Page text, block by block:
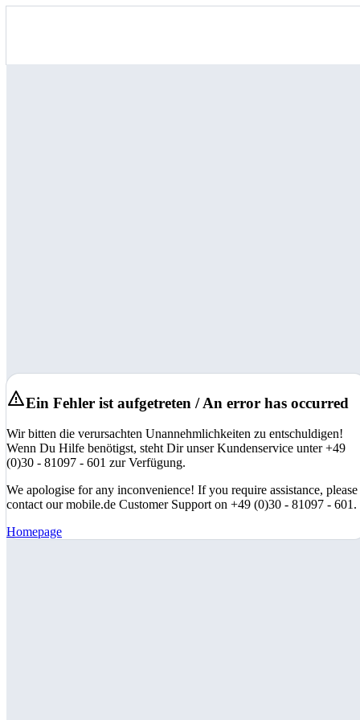
Ein Fehler ist aufgetreten / An error has occurred
Wir bitten die verursachten Unannehmlichkeiten zu entschuldigen!
Wenn Du Hilfe benötigst, steht Dir unser Kundenservice unter +49
(0)30 - 81097 - 601 zur Verfügung.
We apologise for any inconvenience! If you require assistance, please
contact our mobile.de Customer Support on +49 (0)30 - 81097 - 601.
Homepage